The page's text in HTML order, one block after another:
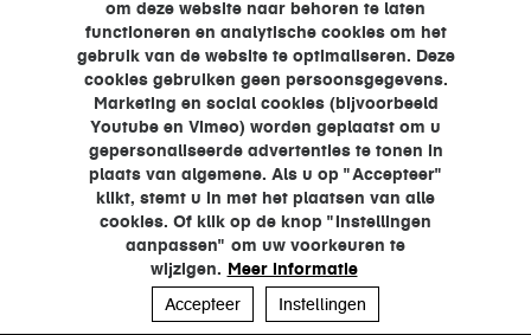
om deze website naar behoren te laten
functioneren en analytische cookies om het
gebruik van de website te optimaliseren. Deze
cookies gebruiken geen persoonsgegevens.
Marketing en social cookies (bijvoorbeeld
Youtube en Vimeo) worden geplaatst om u
gepersonaliseerde advertenties te tonen in
plaats van algemene. Als u op "Accepteer"
klikt, stemt u in met het plaatsen van alle
cookies. Of klik op de knop "Instellingen
aanpassen" om uw voorkeuren te
wijzigen. Meer informatie
Accepteer
Instellingen